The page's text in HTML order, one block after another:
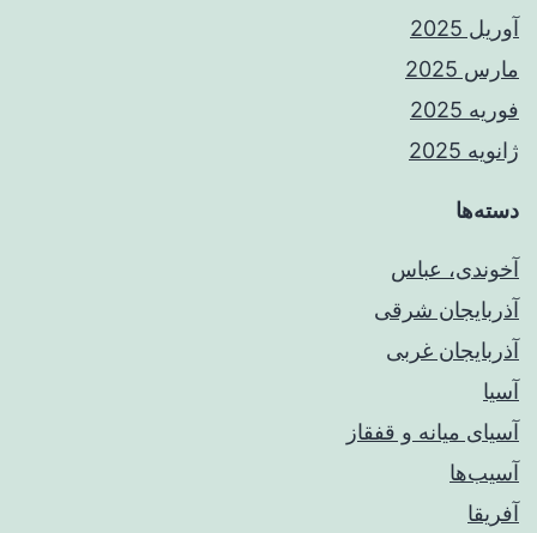
آوریل 2025
مارس 2025
فوریه 2025
ژانویه 2025
دسته‌ها
آخوندی، عباس
آذربایجان شرقی
آذربایجان غربی
آسیا
آسیای میانه و قفقاز
آسیب‌ها
آفریقا